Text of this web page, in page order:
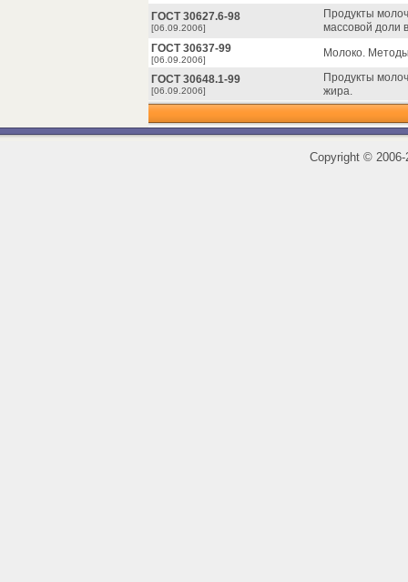
ГОСТ 30627.6-98
[06.09.2006]
Продукты
массовой доли
ГОСТ 30637-99
[06.09.2006]
Молоко.
ГОСТ 30648.1-99
[06.09.2006]
Продукты
жира.
Copyright ©